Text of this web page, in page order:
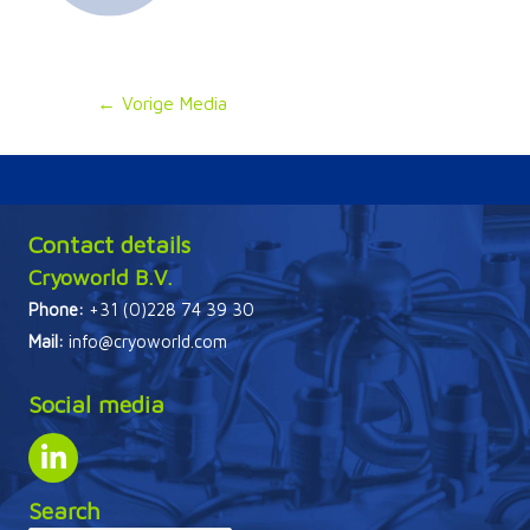
← Vorige Media
Contact details
Cryoworld B.V.
Phone: +31 (0)228 74 39 30
Mail: info@cryoworld.com
Social media
Search